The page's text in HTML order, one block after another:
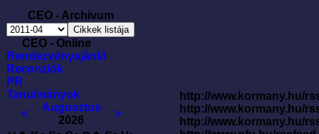
CEO - Archivum
CEO - Online
Rendezvényajánló
Recenziók
PR
Tanulmányok
<
Augusztus
2026
>
http://www.kormany.hu/
http://www.kormany.hu/
http://www.kormany.hu/